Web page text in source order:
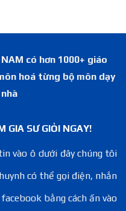
có hơn 1000+ giáo
hoá từng bộ môn dạy
GIA SƯ GIỎI NGAY!
vào ô dưới đây chúng tôi
có thể gọi điện, nhắn
bằng cách ấn vào